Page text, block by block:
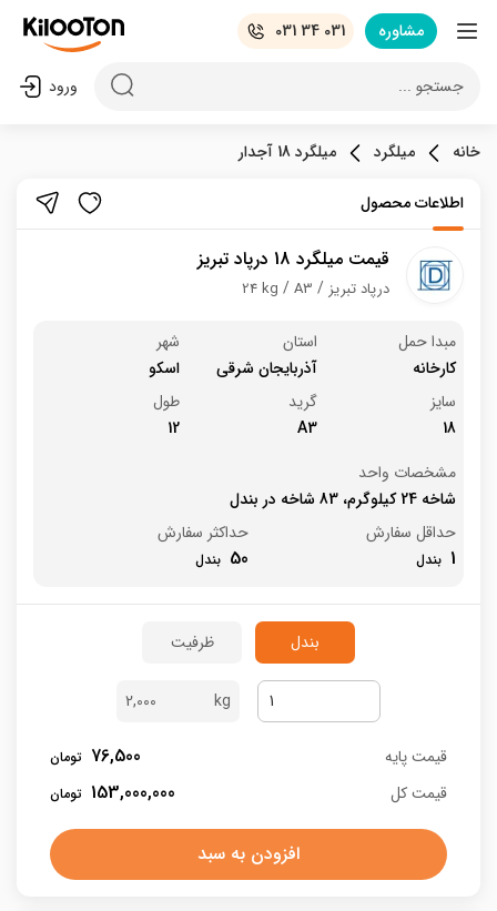
مشاوره 031 34 031
جستجو ... ورود
خانه میلگرد میلگرد 18 آجدار
اطلاعات محصول
قیمت میلگرد 18 درپاد تبریز
24 kg A3 درپاد تبریز
مبدا حمل
کارخانه
استان
آذربایجان شرقی
شهر
اسکو
سایز
18
گرید
A3
طول
12
مشخصات واحد
شاخه 24 کیلوگرم، 83 شاخه در بندل
حداقل سفارش
1
حداکثر سفارش
50
بندل ظرفیت
2,000
قیمت پایه 76,500
قیمت کل 153,000,000
افزودن به سبد